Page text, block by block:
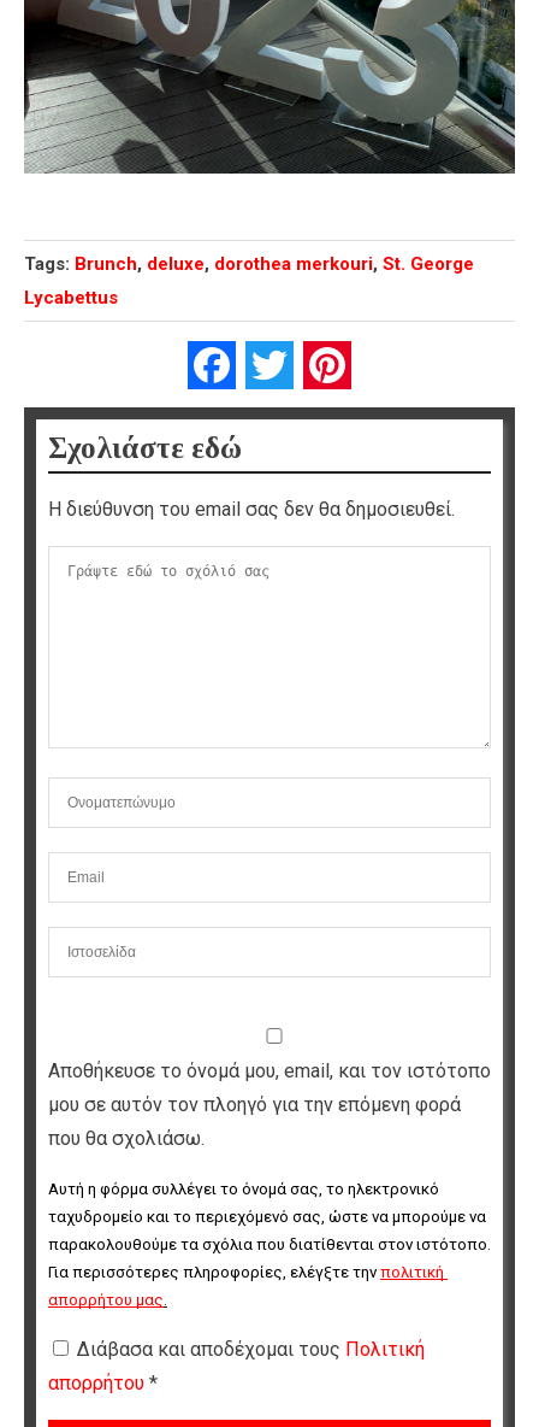
Tags: Brunch, deluxe, dorothea merkouri, St. George
Lycabettus
FacebookTwitter
Σχολιάστε εδώ
Η διεύθυνση του email σας δεν θα δημοσιευθεί.
Αποθήκευσε το όνομά μου, email, και τον ιστότοπο
μου σε αυτόν τον πλοηγό για την επόμενη φορά
που θα σχολιάσω.
Αυτή η φόρμα συλλέγει το όνομά σας, το ηλεκτρονικό
ταχυδρομείο και το περιεχόμενό σας, ώστε να μπορούμε να
παρακολουθούμε τα σχόλια που διατίθενται στον ιστότοπο.
Για περισσότερες πληροφορίες, ελέγξτε την πολιτική
απορρήτου μας
Διάβασα και αποδέχομαι τους Πολιτική
απορρήτου *